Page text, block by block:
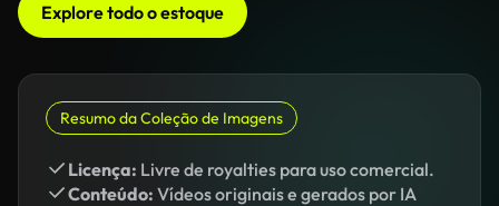
Explore todo o estoque
Resumo da Coleção de Imagens
Licença: Livre de royalties para uso comercial.
Conteúdo: Vídeos originais e gerados por IA